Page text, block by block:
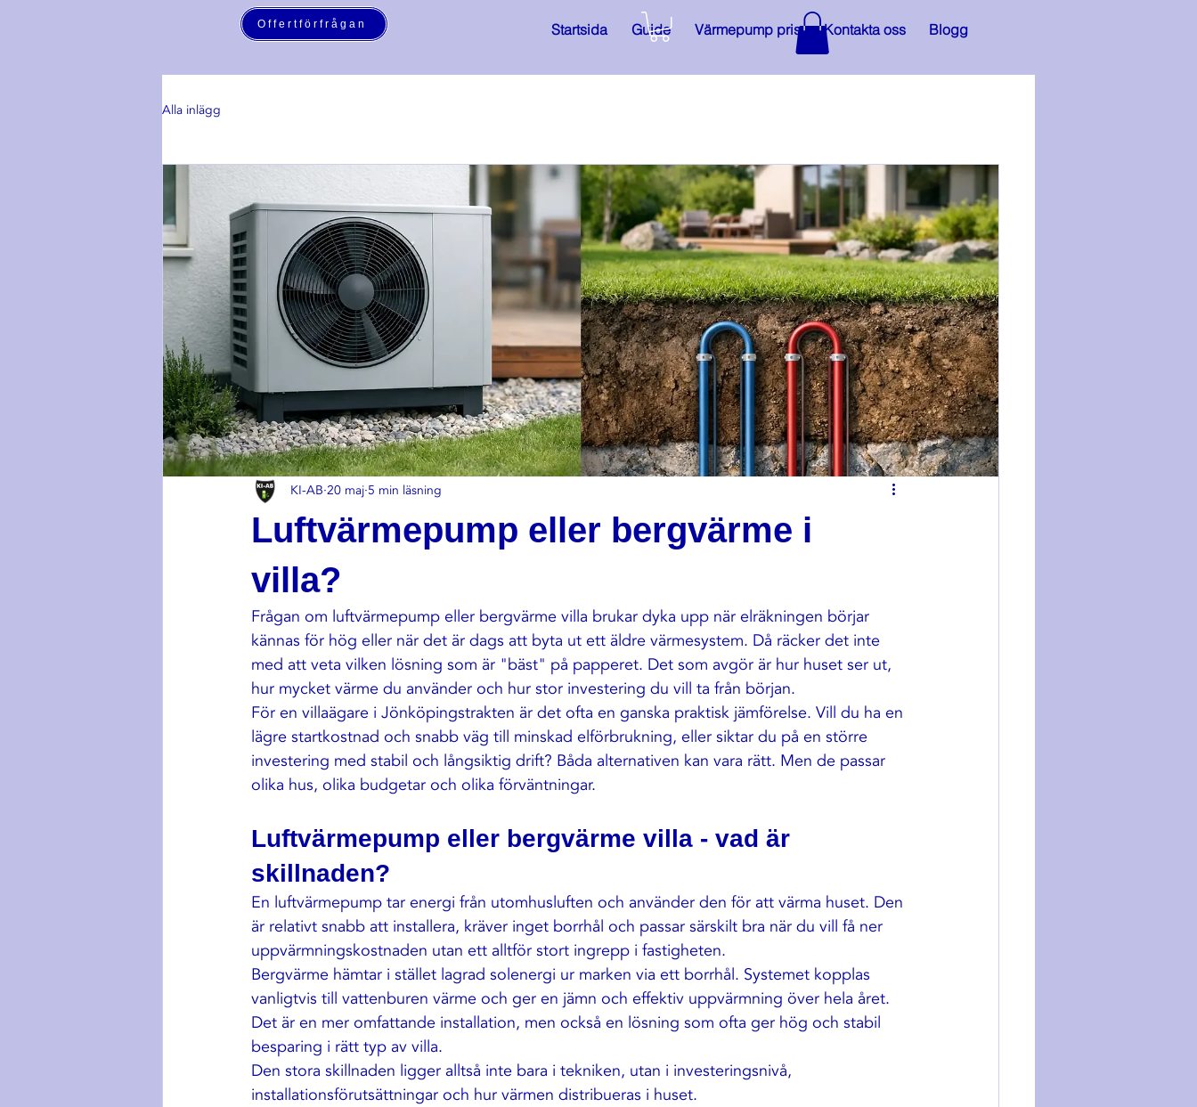
Offertförfrågan Startsida Guide Värmepump pris Kontakta oss Blogg
Alla inlägg
Luftvärmepump eller bergvärme i
villa?
KI-AB 20 maj 5 min läsning
Frågan om luftvärmepump eller bergvärme villa brukar dyka upp när elräkningen börjar
kännas för hög eller när det är dags att byta ut ett äldre värmesystem. Då räcker det inte
med att veta vilken lösning som är "bäst" på papperet. Det som avgör är hur huset ser ut,
hur mycket värme du använder och hur stor investering du vill ta från början.
För en villaägare i Jönköpingstrakten är det ofta en ganska praktisk jämförelse. Vill du ha en
lägre startkostnad och snabb väg till minskad elförbrukning, eller siktar du på en större
investering med stabil och långsiktig drift? Båda alternativen kan vara rätt. Men de passar
olika hus, olika budgetar och olika förväntningar.
Luftvärmepump eller bergvärme villa - vad är
skillnaden?
En luftvärmepump tar energi från utomhusluften och använder den för att värma huset. Den
är relativt snabb att installera, kräver inget borrhål och passar särskilt bra när du vill få ner
uppvärmningskostnaden utan ett alltför stort ingrepp i fastigheten.
Bergvärme hämtar i stället lagrad solenergi ur marken via ett borrhål. Systemet kopplas
vanligtvis till vattenburen värme och ger en jämn och effektiv uppvärmning över hela året.
Det är en mer omfattande installation, men också en lösning som ofta ger hög och stabil
besparing i rätt typ av villa.
Den stora skillnaden ligger alltså inte bara i tekniken, utan i investeringsnivå,
installationsförutsättningar och hur värmen distribueras i huset.